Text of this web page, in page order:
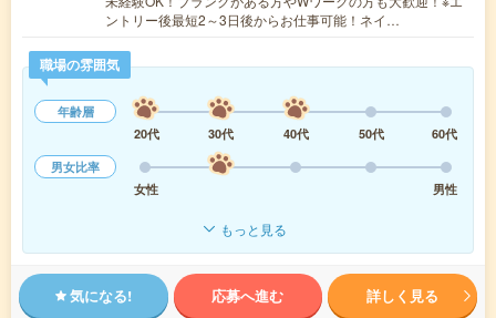
ントリー後最短2～3日後からお仕事可能！ネイ…
職場の雰囲気
年齢層
20代
30代 40代 50代
60代
男女比率
女性
男性
もっと見る
気になる! 応募へ進む 詳しく見る